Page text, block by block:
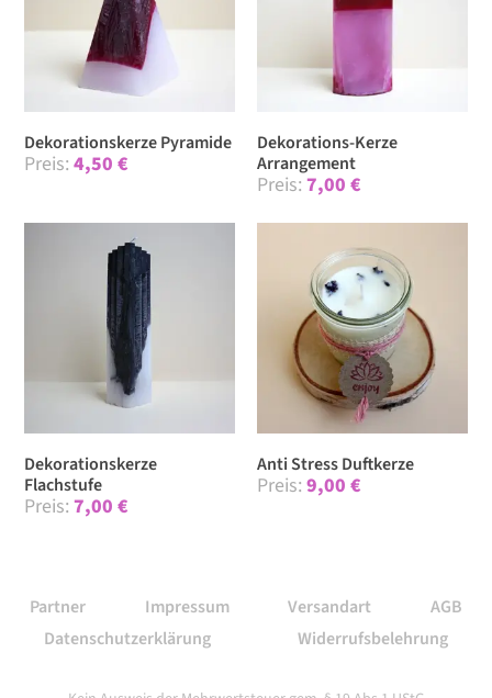
Dekorationskerze Pyramide
4,50€
Dekorations-Kerze
Arrangement
7,00 €
Dekorationskerze
Flachstufe
7,00€
Anti Stress Duftkerze
9,00 €
Partner Impressum Versandart
AGB
Datenschutzerklärung
Widerrufsbelehrung